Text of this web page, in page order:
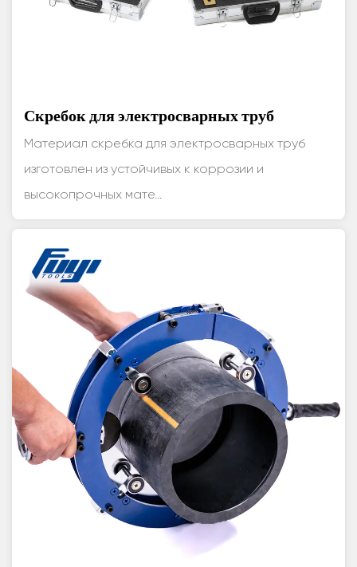
Скребок для электросварных труб
Материал скребка для электросварных труб
изготовлен из устойчивых к коррозии и
высокопрочных мате...